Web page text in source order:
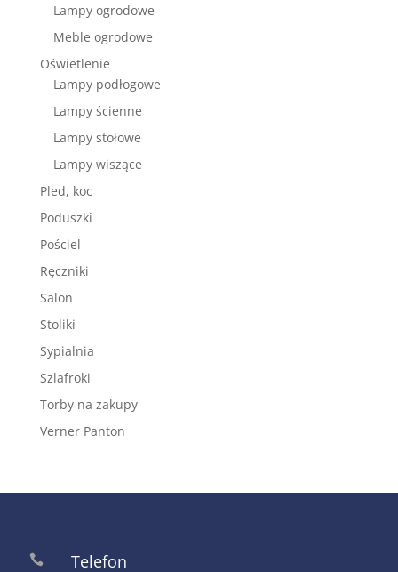
Lampy ogrodowe
Meble ogrodowe
Oświetlenie
Lampy podłogowe
Lampy ścienne
Lampy stołowe
Lampy wiszące
Pled, koc
Poduszki
Pościel
Ręczniki
Salon
Stoliki
Sypialnia
Szlafroki
Torby na zakupy
Verner Panton
 Telefon